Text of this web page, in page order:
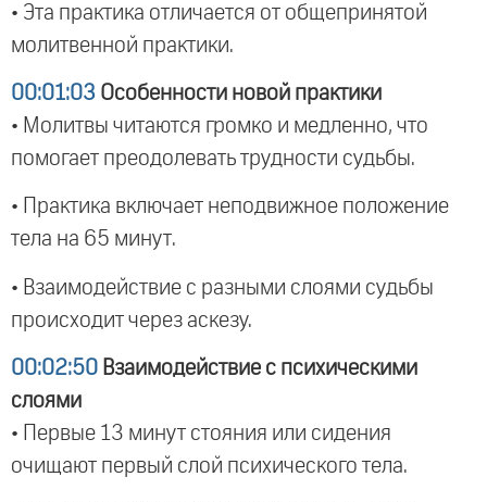
• Эта практика отличается от общепринятой
молитвенной практики.
00:01:03 Особенности новой практики
• Молитвы читаются громко и медленно, что
помогает преодолевать трудности судьбы.
• Практика включает неподвижное положение
тела на 65 минут.
• Взаимодействие с разными слоями судьбы
происходит через аскезу.
00:02:50 Взаимодействие с психическими
слоями
• Первые 13 минут стояния или сидения
очищают первый слой психического тела.